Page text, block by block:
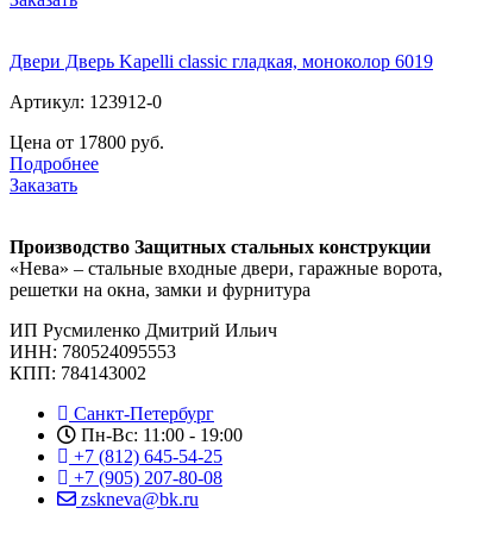
Двери Дверь Kapelli classic гладкая, моноколор 6019
Артикул: 123912-0
Цена от 17800 руб.
Подробнее
Заказать
Производство Защитных стальных конструкции
«Нева» – стальные входные двери, гаражные ворота,
решетки на окна, замки и фурнитура
ИП Русмиленко Дмитрий Ильич
ИНН: 780524095553
КПП: 784143002
Санкт-Петербург
Пн-Вс: 11:00 - 19:00
+7 (812) 645-54-25
+7 (905) 207-80-08
zskneva@bk.ru